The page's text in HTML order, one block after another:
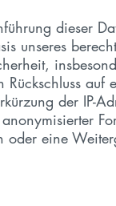
dieser
unseres
Rückschluss
der IP-
oder eine